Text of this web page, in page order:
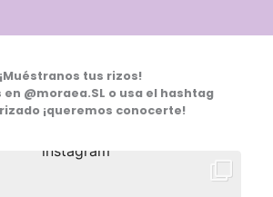
¡Muéstranos tus rizos!
@moraea.SL o usa el hashtag
¡queremos conocerte!